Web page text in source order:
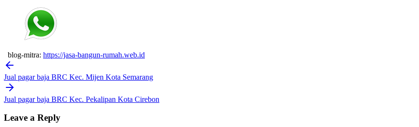
blog-mitra: https://jasa-bangun-rumah.web.id
Post
navigation
Jual pagar baja BRC Kec. Mijen Kota Semarang
Jual pagar baja BRC Kec. Pekalipan Kota Cirebon
Leave a Reply